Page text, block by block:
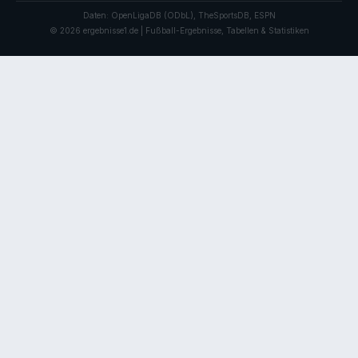
Daten: OpenLigaDB (ODbL), TheSportsDB, ESPN
© 2026 ergebnisse1.de | Fußball-Ergebnisse, Tabellen & Statistiken